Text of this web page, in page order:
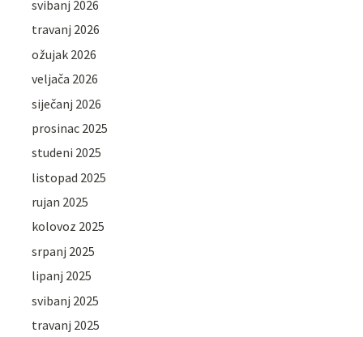
svibanj 2026
travanj 2026
ožujak 2026
veljača 2026
siječanj 2026
prosinac 2025
studeni 2025
listopad 2025
rujan 2025
kolovoz 2025
srpanj 2025
lipanj 2025
svibanj 2025
travanj 2025